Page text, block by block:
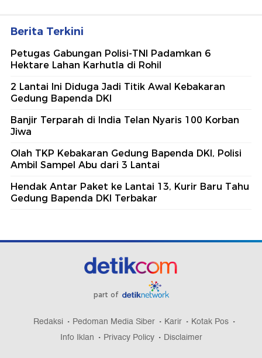
Berita Terkini
Petugas Gabungan Polisi-TNI Padamkan 6
Hektare Lahan Karhutla di Rohil
2 Lantai Ini Diduga Jadi Titik Awal Kebakaran
Gedung Bapenda DKI
Banjir Terparah di India Telan Nyaris 100 Korban
Jiwa
Olah TKP Kebakaran Gedung Bapenda DKI, Polisi
Ambil Sampel Abu dari 3 Lantai
Hendak Antar Paket ke Lantai 13, Kurir Baru Tahu
Gedung Bapenda DKI Terbakar
part of
Redaksi Pedoman Media Siber Karir
Kotak Pos
Info Iklan
Privacy Policy Disclaimer